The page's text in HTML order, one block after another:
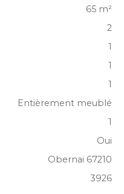
65 m²
2
1
1
1
Entièrement meublé
1
Oui
Obernai 67210
3926